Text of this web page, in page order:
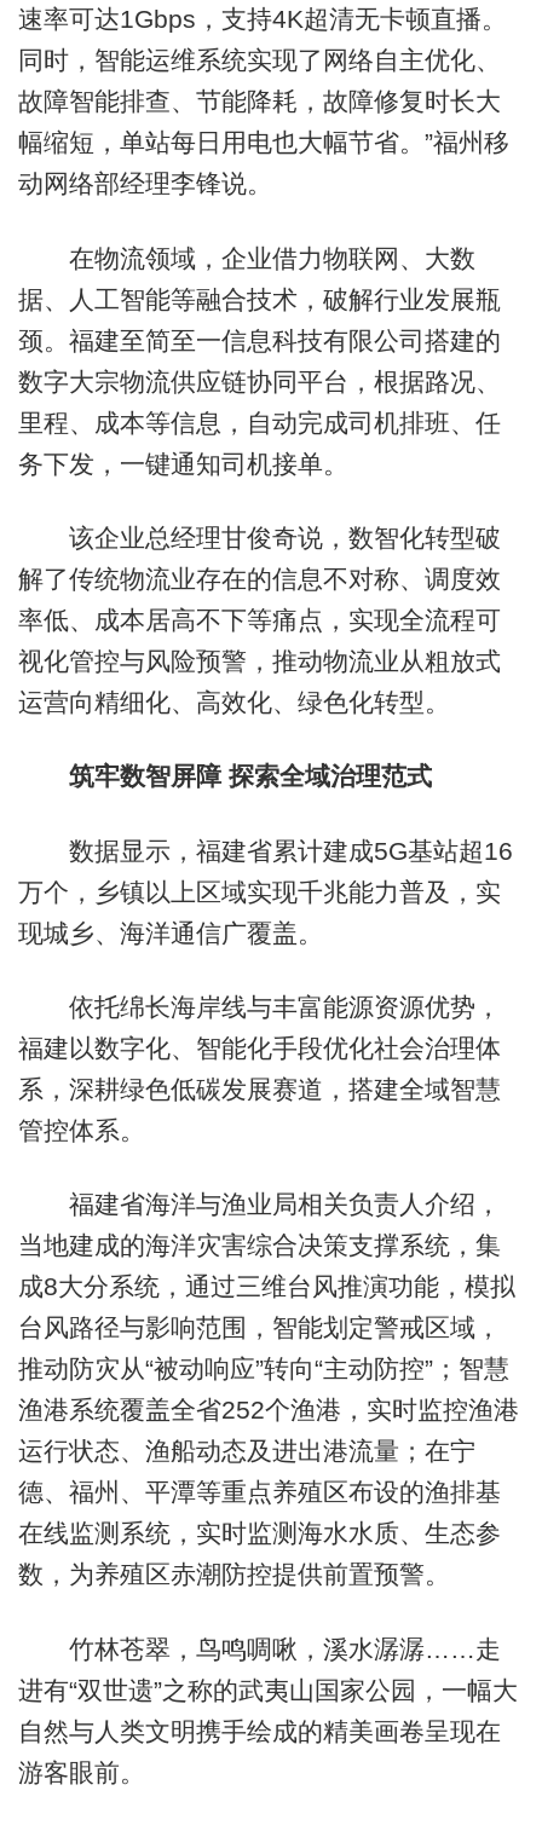
速率可达1Gbps，支持4K超清无卡顿直播。
同时，智能运维系统实现了网络自主优化、
故障智能排查、节能降耗，故障修复时长大
幅缩短，单站每日用电也大幅节省。”福州移
动网络部经理李锋说。
在物流领域，企业借力物联网、大数
据、人工智能等融合技术，破解行业发展瓶
颈。福建至简至一信息科技有限公司搭建的
数字大宗物流供应链协同平台，根据路况、
里程、成本等信息，自动完成司机排班、任
务下发，一键通知司机接单。
该企业总经理甘俊奇说，数智化转型破
解了传统物流业存在的信息不对称、调度效
率低、成本居高不下等痛点，实现全流程可
视化管控与风险预警，推动物流业从粗放式
运营向精细化、高效化、绿色化转型。
筑牢数智屏障 探索全域治理范式
数据显示，福建省累计建成5G基站超16
万个，乡镇以上区域实现千兆能力普及，实
现城乡、海洋通信广覆盖。
依托绵长海岸线与丰富能源资源优势，
福建以数字化、智能化手段优化社会治理体
系，深耕绿色低碳发展赛道，搭建全域智慧
管控体系。
福建省海洋与渔业局相关负责人介绍，
当地建成的海洋灾害综合决策支撑系统，集
成8大分系统，通过三维台风推演功能，模拟
台风路径与影响范围，智能划定警戒区域，
推动防灾从“被动响应”转向“主动防控”；智慧
渔港系统覆盖全省252个渔港，实时监控渔港
运行状态、渔船动态及进出港流量；在宁
德、福州、平潭等重点养殖区布设的渔排基
在线监测系统，实时监测海水水质、生态参
数，为养殖区赤潮防控提供前置预警。
竹林苍翠，鸟鸣啁啾，溪水潺潺……走
进有“双世遗”之称的武夷山国家公园，一幅大
自然与人类文明携手绘成的精美画卷呈现在
游客眼前。